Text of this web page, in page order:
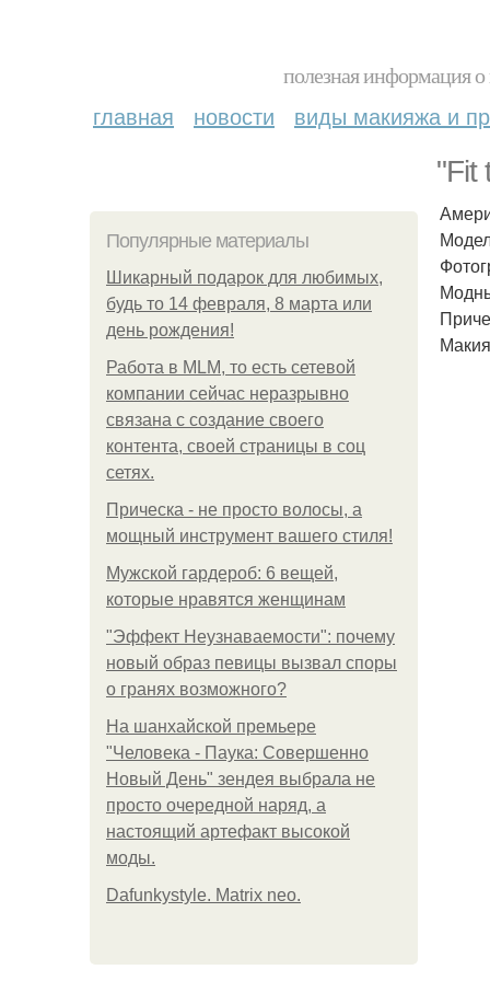
полезная информация
главная новости виды макияжа и
"Fit
Популярные материалы
Шикарный подарок для любимых,
будь то 14 февраля, 8 марта или
день рождения!
Работа в MLM, то есть сетевой
компании сейчас неразрывно
связана с создание своего
контента, своей страницы в соц
сетях.
Прическа - не просто волосы, а
мощный инструмент вашего стиля!
Мужской гардероб: 6 вещей,
которые нравятся женщинам
"Эффект Неузнаваемости": почему
новый образ певицы вызвал споры
о гранях возможного?
На шанхайской премьере
"Человека - Паука: Совершенно
Новый День" зендея выбрала не
просто очередной наряд, а
настоящий артефакт высокой
моды.
Dafunkystyle. Matrix neo.